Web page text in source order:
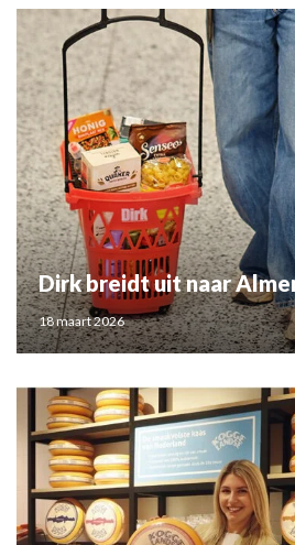
Dirk breidt uit naar
18 maart 2026